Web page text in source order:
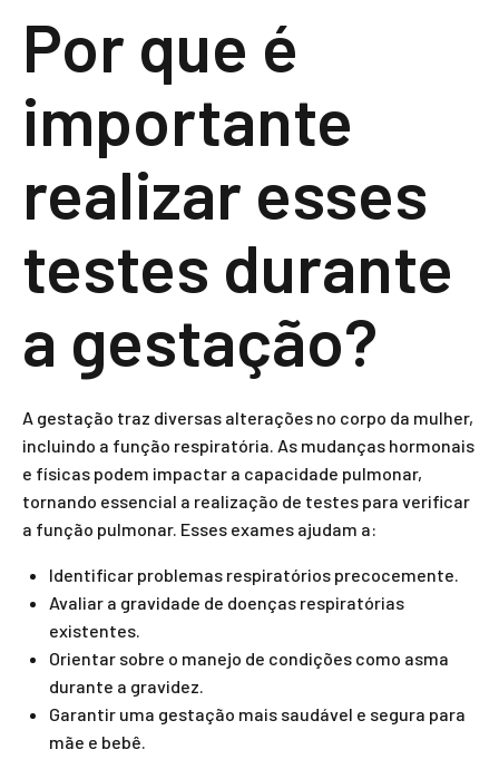
Por que é
importante
realizar esses
testes durante
a gestação?
A gestação traz diversas alterações no corpo da mulher,
incluindo a função respiratória. As mudanças hormonais
e físicas podem impactar a capacidade pulmonar,
tornando essencial a realização de testes para verificar
a função pulmonar. Esses exames ajudam a:
Identificar problemas respiratórios precocemente.
Avaliar a gravidade de doenças respiratórias
existentes.
Orientar sobre o manejo de condições como asma
durante a gravidez.
Garantir uma gestação mais saudável e segura para
mãe e bebê.